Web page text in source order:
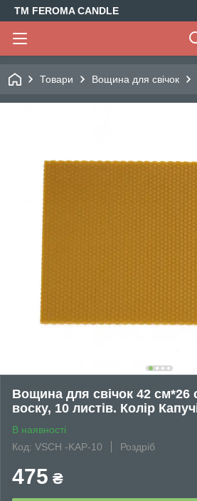
TM FEROMA CANDLE
Товари Вощина для свічок
Вощина для свічок 42 см*26
воску, 10 листів. Колір
В наявності
Код: VSCH -KAP-10
Роздріб
475 ₴